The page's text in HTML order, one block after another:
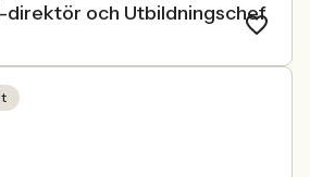
direktör och Utbildningschef